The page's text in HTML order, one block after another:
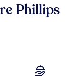
Phillips